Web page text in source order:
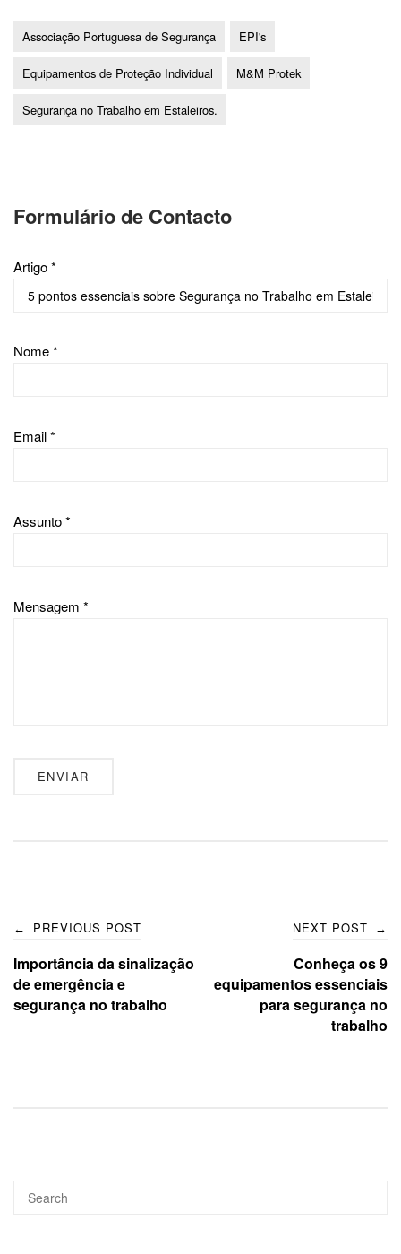
Associação Portuguesa de Segurança EPI's
Equipamentos de Proteção Individual M&M Protek
Segurança no Trabalho em Estaleiros.
Formulário de Contacto
Artigo *
Nome *
Email *
Assunto *
Mensagem *
Post
navigation
← PREVIOUS POST
Importância da sinalização
de emergência e
segurança no trabalho
NEXT POST →
Conheça os 9
equipamentos essenciais
para segurança no
trabalho
Search